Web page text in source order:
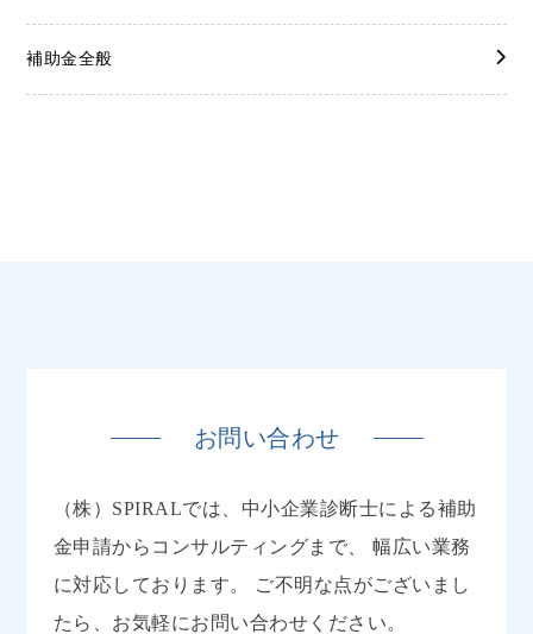
補助金全般
お問い合わせ
（株）SPIRALでは、中小企業診断士による補助
金申請からコンサルティングまで、
幅広い業務
に対応しております。
ご不明な点がございまし
たら、お気軽にお問い合わせください。